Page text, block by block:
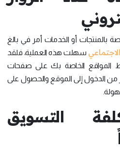
بالمنتجات أو الخدمات أمر في بالغ
سهلت هذه العملية، فلقد
المواقع الخاصة بك على صفحات
من الدخول إلى الموقع والحصول على
التسويق